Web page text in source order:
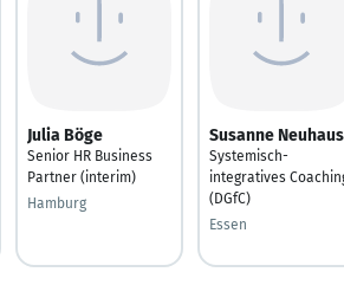
Julia Böge
Senior HR Business
Partner (interim)
Hamburg
Susanne Neuhaus
Systemisch-
integratives
(DGfC)
Essen